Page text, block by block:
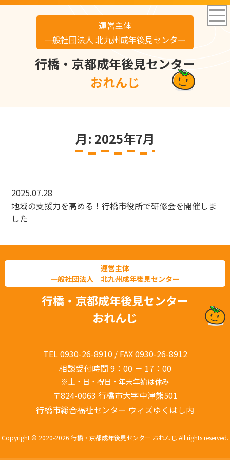
運営主体
一般社団法人 北九州成年後見センター
行橋・京都成年後見センター
おれんじ
月: 2025年7月
2025.07.28
地域の支援力を高める！行橋市役所で研修会を開催しま
した
運営主体
一般社団法人 北九州成年後見センター
行橋・京都成年後見センター
おれんじ
TEL 0930-26-8910 / FAX 0930-26-8912
相談受付時間 9：00 － 17：00
※土・日・祝日・年末年始は休み
〒824-0063 行橋市大字中津熊501
行橋市総合福祉センター ウィズゆくはし内
Copyright © 2020-2026 行橋・京都成年後見センター おれんじ All rights reserved.